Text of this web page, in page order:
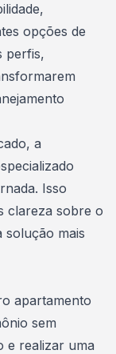
opções de
perfis,
a
Isso
clareza sobre o
mais
apartamento
sem
e realizar uma